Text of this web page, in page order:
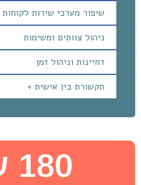
שיפור מערכי שירות לקוחות
ניהול צוותים ומשימות
דחיינות וניהול זמן
תקשורת בין אישית +
180 ש''ח